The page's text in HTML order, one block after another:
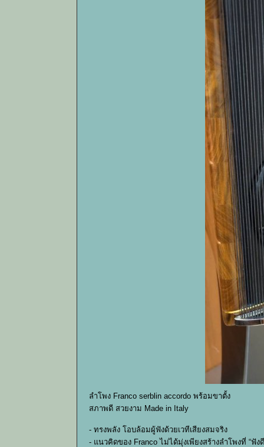
ลำโพง Franco serblin accordo พร้อมขาตั้ง
สภาพดี สวยงาม Made in Italy
- ทรงพลัง โอบล้อมผู้ฟังด้วยเวทีเสียงสมจริง
- แนวคิดของ Franco ไม่ได้มุ่งเพียงสร้างลำโพงที่ “ฟั